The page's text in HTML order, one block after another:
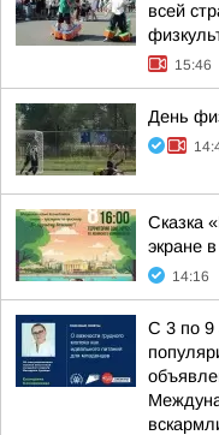
всей
15:46
День
Сказка
экране
14:16
С 3 по 9